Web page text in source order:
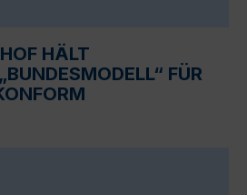
HÄLT
FÜR